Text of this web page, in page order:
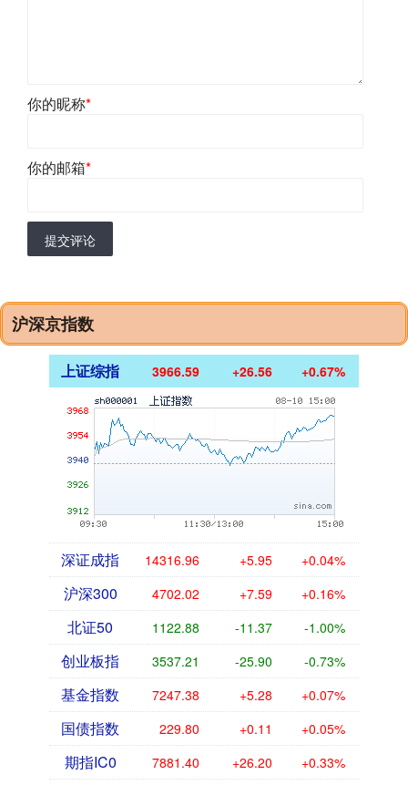
你的昵称*
你的邮箱*
提交评论
沪深京指数
上证综指 3966.59 +26.56 +0.67%
深证成指 14316.96 +5.95 +0.04%
沪深300 4702.02 +7.59 +0.16%
北证50 1122.88 -11.37 -1.00%
创业板指 3537.21 -25.90 -0.73%
基金指数 7247.38 +5.28 +0.07%
国债指数 229.80 +0.11 +0.05%
期指IC0 7881.40 +26.20 +0.33%